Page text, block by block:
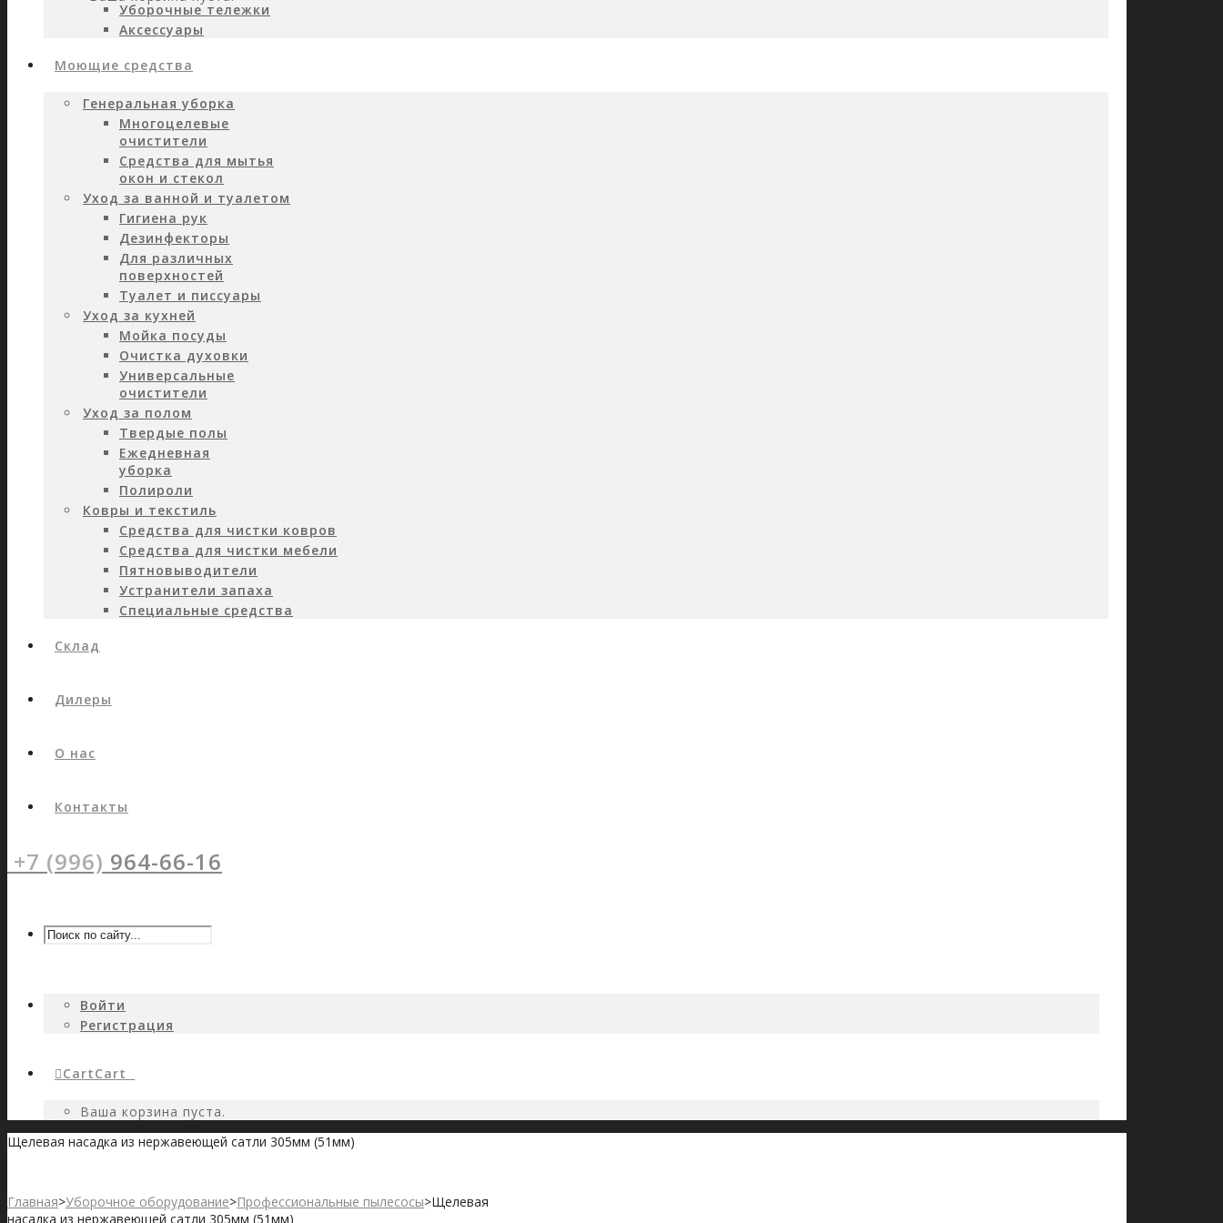
Уборочные тележки
Аксессуары
Моющие средства
Генеральная уборка
Многоцелевые
очистители
Средства для мытья
окон и стекол
Уход за ванной и туалетом
Гигиена рук
Дезинфекторы
Для различных
поверхностей
Туалет и писсуары
Уход за кухней
Мойка посуды
Очистка духовки
Универсальные
очистители
Уход за полом
Твердые полы
Ежедневная
уборка
Полироли
Ковры и текстиль
Средства для чистки ковров
Средства для чистки мебели
Пятновыводители
Устранители запаха
Специальные средства
Склад
Дилеры
О нас
Контакты
+7 (996) 964-66-16
Войти
Регистрация
CartCart
Ваша корзина пуста.
Щелевая насадка из нержавеющей сатли 305мм (51мм)
Главная>Уборочное оборудование>Профессиональные пылесосы>Щелевая
насадка из нержавеющей сатли 305мм (51мм)